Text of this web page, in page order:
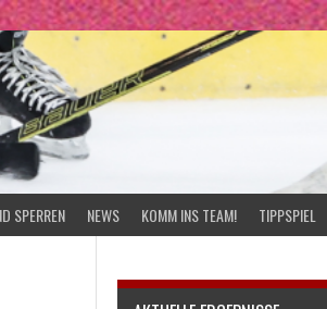
SPERREN NEWS KOMM INS TEAM! TIPPSPIEL